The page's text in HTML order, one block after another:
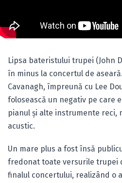
Lipsa bateristului trupei (John
în minus la concertul de
Cavanagh, împreună cu Lee
folosească un negativ pe care
pianul şi alte instrumente reci,
acustic.
Un mare plus a fost însă
fredonat toate versurile trupei
finalul concertului, realizând o